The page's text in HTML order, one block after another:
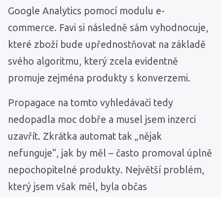
Google Analytics pomocí modulu e-
commerce. Favi si následně sám vyhodnocuje,
které zboží bude upřednostňovat na základě
svého algoritmu, který zcela evidentně
promuje zejména produkty s konverzemi.
Propagace na tomto vyhledávači tedy
nedopadla moc dobře a musel jsem inzerci
uzavřít. Zkrátka automat tak „nějak
nefunguje“, jak by měl – často promoval úplně
nepochopitelné produkty. Největší problém,
který jsem však měl, byla občas